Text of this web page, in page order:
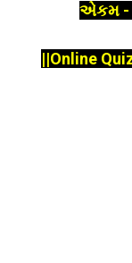
એકમ -
||Online